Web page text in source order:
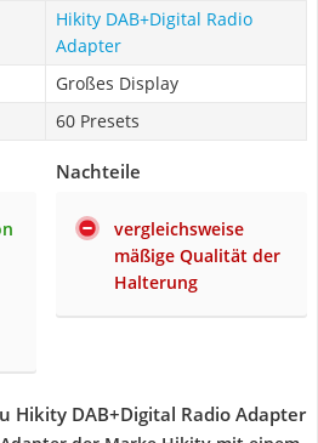
Hikity DAB+Digital Radio
Adapter
Großes Display
60 Presets
Nachteile
vergleichsweise
mäßige Qualität der
Halterung
Hikity DAB+Digital Radio Adapter